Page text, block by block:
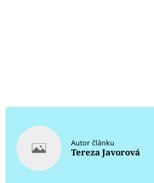
Autor článku
Tereza Javorová